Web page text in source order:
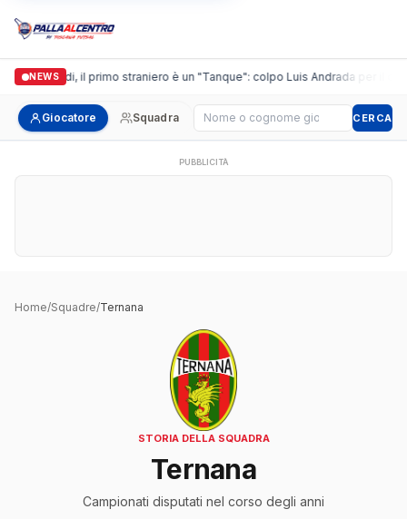
NEWS
Casalguidi, il primo straniero è un "Tanque": colpo Luis Andrada per il
Giocatore Squadra Cerca giocatore CERCA
PUBBLICITÀ
Home/Squadre/Ternana
STORIA DELLA SQUADRA
Ternana
Campionati disputati nel corso degli anni